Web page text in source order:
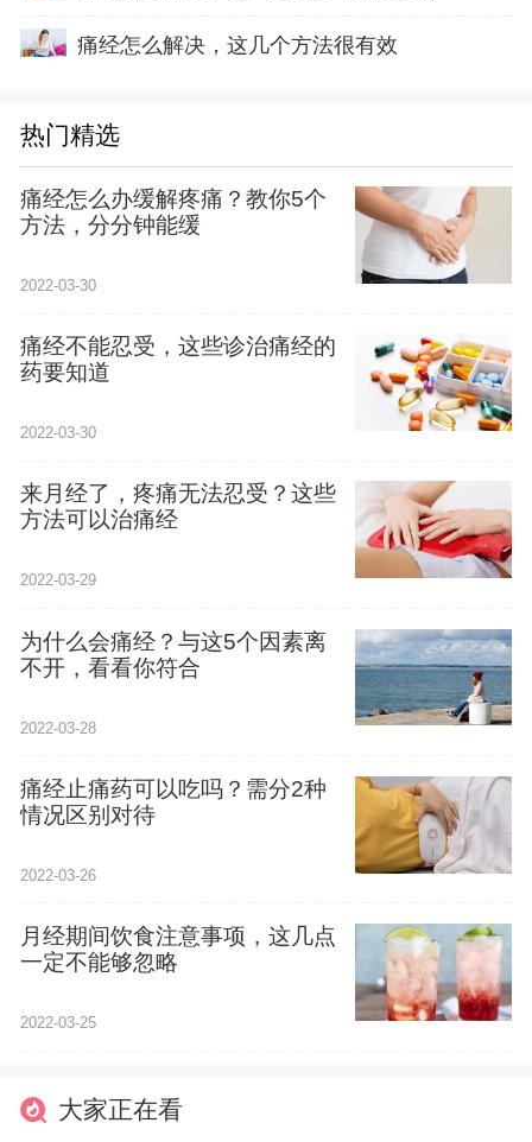
痛经怎么解决，这几个方法很有效
热门精选
痛经怎么办缓解疼痛？教你5个
方法，分分钟能缓
2022-03-30
痛经不能忍受，这些诊治痛经的
药要知道
2022-03-30
来月经了，疼痛无法忍受？这些
方法可以治痛经
2022-03-29
为什么会痛经？与这5个因素离
不开，看看你符合
2022-03-28
痛经止痛药可以吃吗？需分2种
情况区别对待
2022-03-26
月经期间饮食注意事项，这几点
一定不能够忽略
2022-03-25
大家正在看